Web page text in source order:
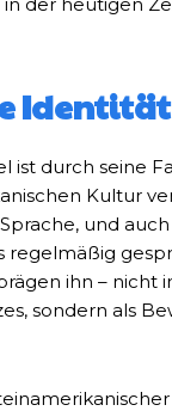
ist durch seine
Kultur
und
regelmäßig
ihn – nicht
sondern als